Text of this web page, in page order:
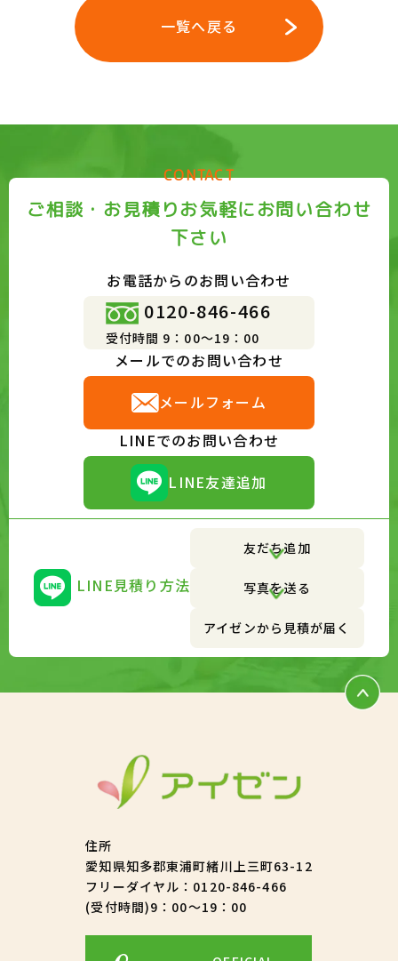
一覧へ戻る
CONTACT
ご相談・お見積りお気軽にお問い合わせ
下さい
お電話からのお問い合わせ
0120-846-466
受付時間 9：00～19：00
メールでのお問い合わせ
メールフォーム
LINEでのお問い合わせ
LINE友達追加
LINE見積り方法
友だち追加
写真を送る
アイゼンから見積が届く
住所
愛知県知多郡東浦町緒川上三町63-12
フリーダイヤル： 0120-846-466
(受付時間)9：00～19：00